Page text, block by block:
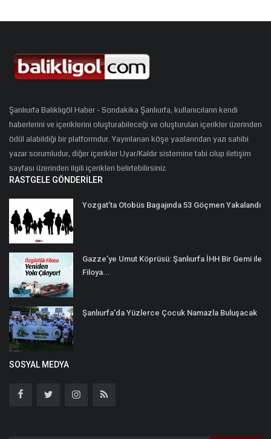
Şanlıurfa Balıklıgöl Haber - Sondakika Şanlıurfa, kullanıcıların kendi
haberlerini ve içeriklerini oluşturabileceği ve oluşturulan içerikler üzerinden
ödül alabildiği bir platformdur. Yayınlanan köşe yazılarından yazı sahibi
yazar sorumludur, diğer içerikler Uyar/Kaldır sistemine tabi olup iletişim
sayfası üzerinden ilgili içerikleri belirtebilirsiniz.
RASTGELE GÖNDERILER
Yozgat’ta Otobüs Bagajında 53 Göçmen Yakalandı
Gazze’ye Umut Köprüsü: Şanlıurfa İHH Bir Gemi ile
Filoya...
Şanlıurfa'da Yüzlerce Çocuk Namazla Buluşacak
SOSYAL MEDYA